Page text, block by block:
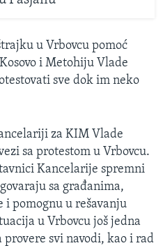
u Vrbovcu pomoć
i Metohiju Vlade
sve dok im neko
za KIM Vlade
sa protestom u Vrbovcu.
Kancelarije spremni
sa građanima,
i pomognu u rešavanju
u Vrbovcu još jedna
svi navodi, kao i rad